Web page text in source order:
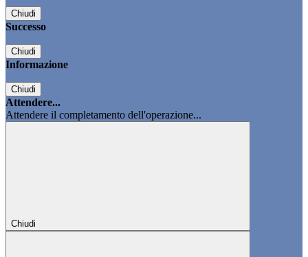
Chiudi
Successo
Chiudi
Informazione
Chiudi
Attendere...
Attendere il completamento dell'operazione...
Chiudi